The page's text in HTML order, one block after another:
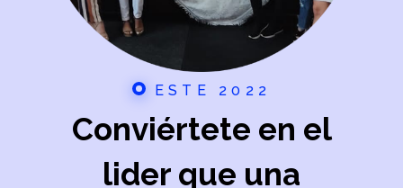
ESTE 2022
Conviértete en el
lider que una